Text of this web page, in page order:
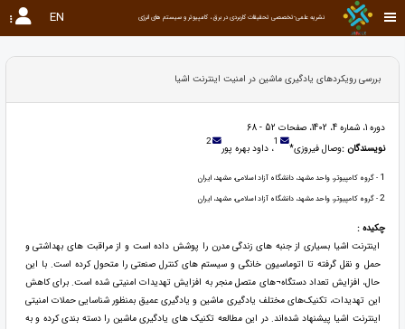
نشریه علمی-تخصصی تحقیقات کاربردی در برق ، کامپیوتر و سیستم های انرژی EN
بررسی رویکردهای یادگیری ماشین در امنیت اینترنت اشیا
دوره 1، شماره 4، 1402، صفحات 52 - 68
نویسندگان :وصال فیروزی* 1، داود بهره پور 2
1 - گروه کامپیوتر، واحد مشهد، دانشگاه آزاد اسلامی، مشهد، ایران
2- گروه کامپیوتر، واحد مشهد، دانشگاه آزاد اسلامی، مشهد، ایران
چکیده :
اینترنت اشیا بسیاری از جنبه های زندگی مدرن را پوشش داده است و از مراقبت های بهداشتی و
حمل و نقل گرفته تا اتوماسیون خانگی و سیستم های کنترل صنعتی را متحول کرده است. با این
حال، افزایش تعداد دستگاه¬های متصل منجر به افزایش تهدیدات امنیتی شده است. برای کاهش
این تهدیدات، تکنیک‌های مختلف یادگیری ماشین و یادگیری عمیق بمنظور شناسایی حملات امنیتی
اینترنت اشیا پیشنهاد شده‌اند. در این مطالعه تکنیک های یادگیری ماشین را دسته بندی کرده و به